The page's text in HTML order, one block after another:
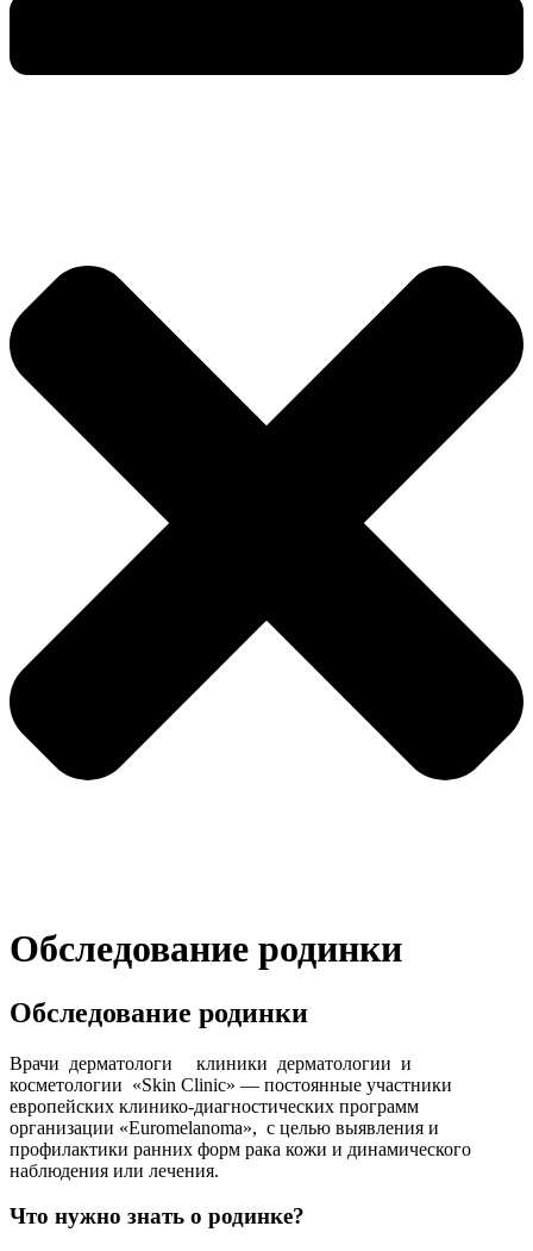
Обследование родинки
Обследование родинки
Врачи дерматологи клиники дерматологии и
косметологии «Skin Clinic» — постоянные участники
европейских клинико-диагностических программ
организации «Euromelanoma», с целью выявления и
профилактики ранних форм рака кожи и динамического
наблюдения или лечения.
Что нужно знать о родинке?